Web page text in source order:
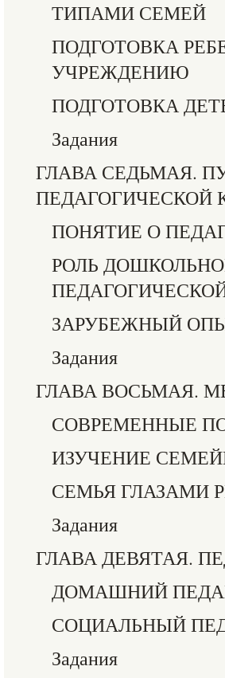
ТИПАМИ СЕМЕЙ
ПОДГОТОВКА
УЧРЕЖДЕНИЮ
ПОДГОТОВКА
Задания
ГЛАВА СЕДЬМАЯ.
ПЕДАГОГИЧЕСКОЙ
ПОНЯТИЕ О
РОЛЬ
ЗАРУБЕЖНЫЙ
Задания
ГЛАВА ВОСЬМАЯ.
СОВРЕМЕННЫЕ
ИЗУЧЕНИЕ
СЕМЬЯ ГЛАЗАМИ
Задания
ГЛАВА ДЕВЯТАЯ.
ДОМАШНИЙ
СОЦИАЛЬНЫЙ
Задания